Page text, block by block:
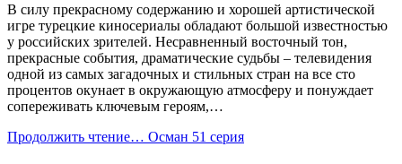
В силу прекрасному содержанию и хорошей артистической
игре турецкие киносериалы обладают большой известностью
у российских зрителей. Несравненный восточный тон,
прекрасные события, драматические судьбы – телевидения
одной из самых загадочных и стильных стран на все сто
процентов окунает в окружающую атмосферу и понуждает
сопереживать ключевым героям,…
Продолжить чтение… Осман 51 серия